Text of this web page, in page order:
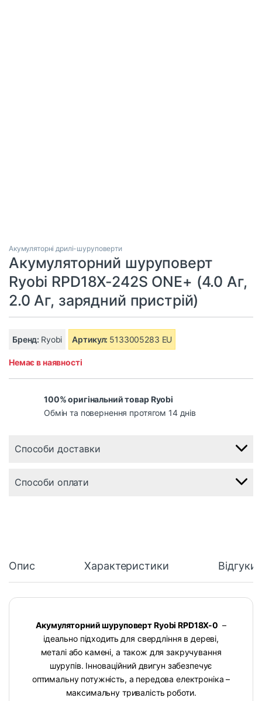
Акумуляторні дрилі-шуруповерти
Акумуляторний шуруповерт
Ryobi RPD18X-242S ONE+ (4.0 Aг,
2.0 Aг, зарядний пристрій)
Бренд: Ryobi Артикул: 5133005283 EU
Немає в наявності
100% оригінальний товар Ryobi
Обмін та повернення протягом 14 днів
Способи доставки
Способи оплати
Опис Характеристики Відгуки
Акумуляторний шуруповерт Ryobi RPD18X-0 –
ідеально підходить для свердління в дереві,
металі або камені, а також для закручування
шурупів. Інноваційний двигун забезпечує
оптимальну потужність, а передова електроніка –
максимальну тривалість роботи.